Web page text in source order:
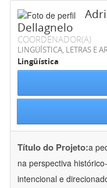
Dellagnelo
COORDENADOR(A)
LINGÜÍSTICA, LETRAS E
Lingüística
Título do Projeto:a
na perspectiva
intencional e